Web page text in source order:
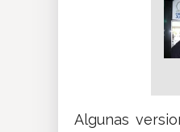
Algunas